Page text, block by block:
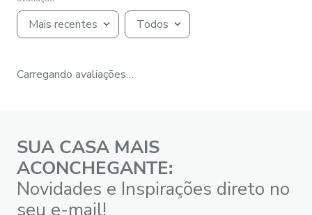
Mais recentes Todos
Carregando avaliações…
SUA CASA MAIS
ACONCHEGANTE:
Novidades e Inspirações direto no
seu e-mail!